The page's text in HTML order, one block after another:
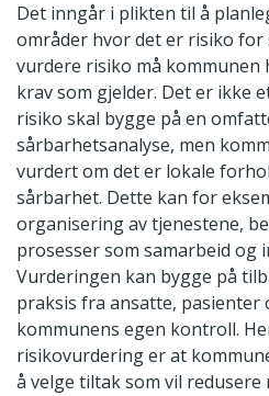
Det inngår i plikten til å
områder hvor det er risiko for
vurdere risiko må kommunen
krav som gjelder. Det er ikke
risiko skal bygge på en
sårbarhetsanalyse, men
vurdert om det er lokale
sårbarhet. Dette kan for
organisering av tjenestene,
prosesser som samarbeid og
Vurderingen kan bygge på
praksis fra ansatte, pasienter
kommunens egen kontroll.
risikovurdering er at
å velge tiltak som vil redusere